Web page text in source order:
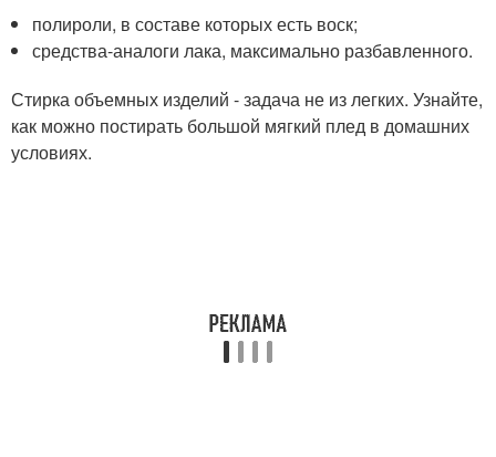
полироли, в составе которых есть воск;
средства-аналоги лака, максимально разбавленного.
Стирка объемных изделий - задача не из легких. Узнайте,
как можно постирать большой мягкий плед в домашних
условиях.